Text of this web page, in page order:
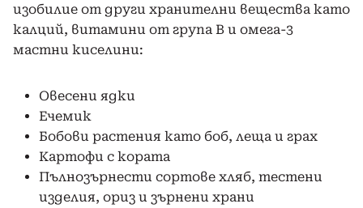
изобилие от други хранителни вещества като
калций, витамини от група В и омега-3
мастни киселини:
Овесени ядки
Ечемик
Бобови растения като боб, леща и грах
Картофи с кората
Пълнозърнести сортове хляб, тестени
изделия, ориз и зърнени храни